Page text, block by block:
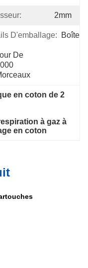
2mm
D'emballage: Boîte
De
en coton de 2
à gaz à
en coton